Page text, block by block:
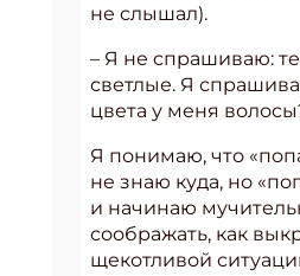
не слышал).
– Я не спрашиваю:
светлые. Я
цвета у меня
Я понимаю, что
не знаю куда, но
и начинаю
соображать, как
щекотливой